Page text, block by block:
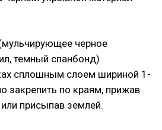
черное
темный спанбонд)
сплошным слоем шириной 1-
закрепить по краям, прижав
присыпав землей.